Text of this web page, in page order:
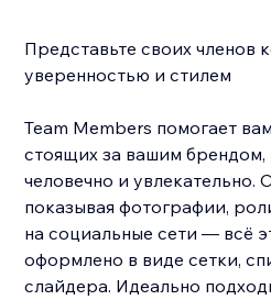
Представьте своих членов
уверенностью и стилем
Team Members помогает
стоящих за вашим брендом,
человечно и увлекательно.
показывая фотографии,
на социальные сети — всё
оформлено в виде сетки,
слайдера. Идеально